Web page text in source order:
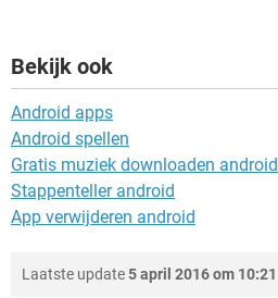
Bekijk ook
Android apps
Android spellen
Gratis muziek downloaden android
Stappenteller android
App verwijderen android
Laatste update5 april 2016 om 10:21